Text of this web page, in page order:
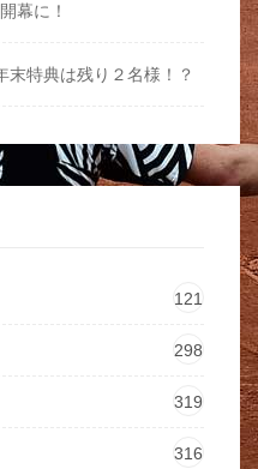
幕に！
特典は残り２名様！？
121
298
319
316